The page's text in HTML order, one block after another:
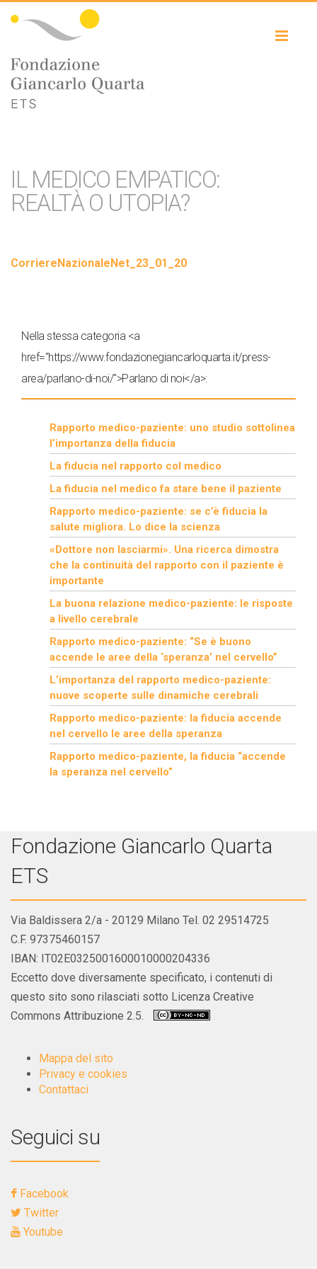
IL MEDICO EMPATICO:
REALTÀ O UTOPIA?
CorriereNazionaleNet_23_01_20
Nella stessa categoria <a
href="https://www.fondazionegiancarloquarta.it/press-
area/parlano-di-noi/">Parlano di noi</a>:
Rapporto medico-paziente: uno studio sottolinea
l’importanza della fiducia
La fiducia nel rapporto col medico
La fiducia nel medico fa stare bene il paziente
Rapporto medico-paziente: se c’è fiducia la
salute migliora. Lo dice la scienza
«Dottore non lasciarmi». Una ricerca dimostra
che la continuità del rapporto con il paziente è
importante
La buona relazione medico-paziente: le risposte
a livello cerebrale
Rapporto medico-paziente: “Se è buono
accende le aree della ‘speranza’ nel cervello”
L’importanza del rapporto medico-paziente:
nuove scoperte sulle dinamiche cerebrali
Rapporto medico-paziente: la fiducia accende
nel cervello le aree della speranza
Rapporto medico-paziente, la fiducia “accende
la speranza nel cervello”
Fondazione Giancarlo Quarta
ETS
Via Baldissera 2/a - 20129 Milano Tel. 02 29514725
C.F. 97375460157
IBAN: IT02E0325001600010000204336
Eccetto dove diversamente specificato, i contenuti di
questo sito sono rilasciati sotto Licenza Creative
Commons Attribuzione 2.5.
Mappa del sito
Privacy e cookies
Contattaci
Seguici su
Facebook
Twitter
Youtube